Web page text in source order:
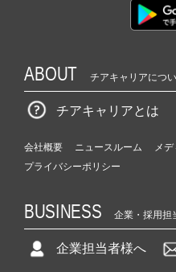
ABOUT チアキャリアにつ
チアキャリアとは
会社概要 ニュースルーム
メ
プライバシーポリシー
BUSINESS 企業・採用担
企業担当者様へ